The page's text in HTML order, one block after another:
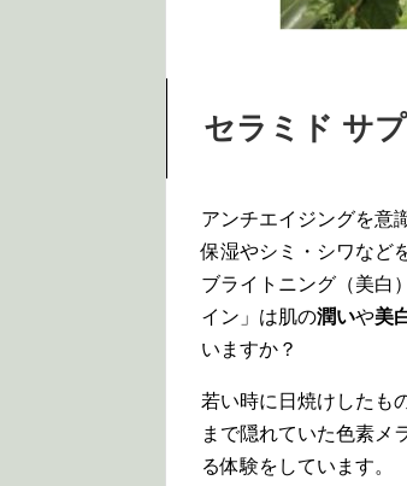
セラミド サ
アンチエイジングを意
保湿やシミ・シワなど
ブライトニング（美白
イン」は肌の潤いや美
いますか？
若い時に日焼けしたも
まで隠れていた色素メ
る体験をしています。